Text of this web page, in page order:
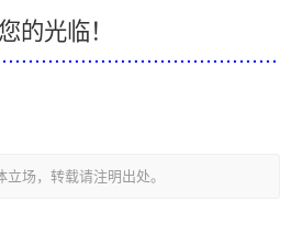
的光临！
场，转载请注明出处。